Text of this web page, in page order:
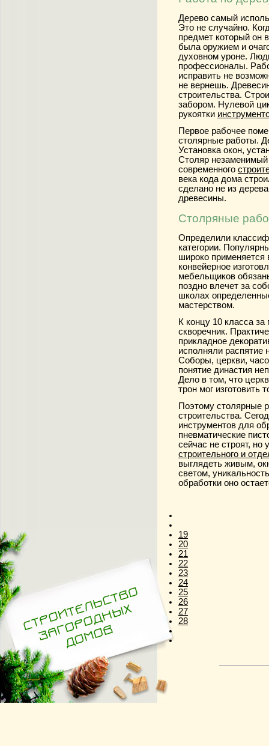
Дерево самый
Это не случайно.
предмет который он
была оружием и
духовном уроне.
профессионалы.
исправить не
не вернешь.
строительства.
забором. Нулевой
рукоятки
Первое рабочее
столярные работы.
Установка окон,
Столяр незаменимый
современного
века кода дома
сделано не из
древесины.
Столряные
Определили
категории.
широко применяется
конвейерное
мебельщиков
поздно влечет за
школах
мастерством.
К концу 10 класса
скворечник.
прикладное
исполняли распятие
Соборы, церкви,
понятие династия
Дело в том, что
трон мог изготовить
Поэтому столярные
строительства.
инструментов для
пневматические
сейчас не строят, но
строительного и
выглядеть живым,
светом,
обработки оно
19
20
21
22
23
24
25
26
27
28